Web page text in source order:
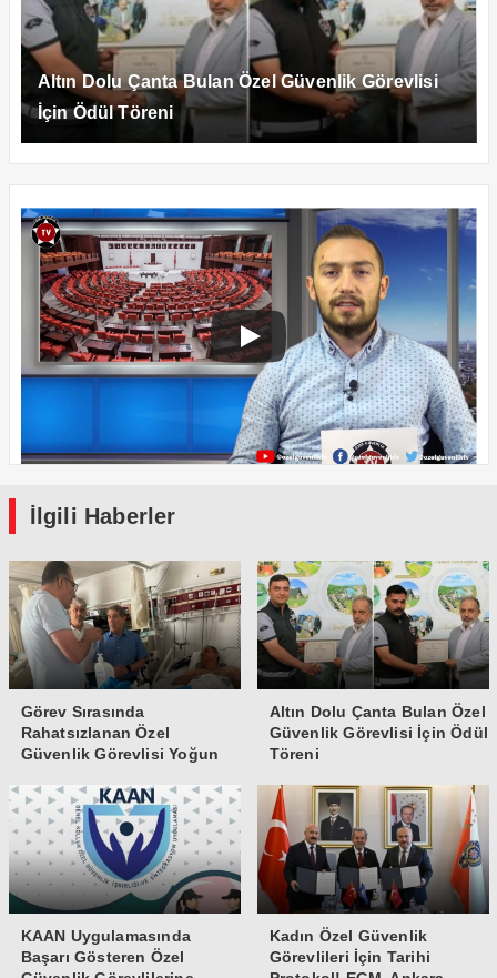
Altın Dolu Çanta Bulan Özel Güvenlik Görevlisi
İçin Ödül Töreni
İlgili Haberler
Görev Sırasında
Rahatsızlanan Özel
Güvenlik Görevlisi Yoğun
Altın Dolu Çanta Bulan Özel
Güvenlik Görevlisi İçin Ödül
Töreni
KAAN Uygulamasında
Başarı Gösteren Özel
Kadın Özel Güvenlik
Görevlileri İçin Tarihi